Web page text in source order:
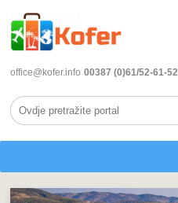
office@kofer.info 00387 (0)61/52-61-52